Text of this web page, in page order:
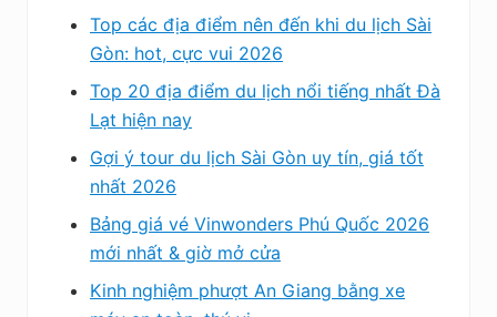
Top các địa điểm nên đến khi du lịch Sài
Gòn: hot, cực vui 2026
Top 20 địa điểm du lịch nổi tiếng nhất Đà
Lạt hiện nay
Gợi ý tour du lịch Sài Gòn uy tín, giá tốt
nhất 2026
Bảng giá vé Vinwonders Phú Quốc 2026
mới nhất & giờ mở cửa
Kinh nghiệm phượt An Giang bằng xe